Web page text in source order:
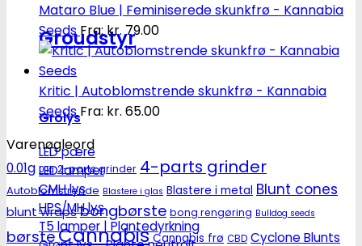
Groudstyr
Grolys
LED pære
LED lamper
CMH lys
HPS/MH lys
T5 lamper | Plantedyrkning
Mataro Blue | Feminiserede skunkfrø - Kannabia
Seeds Fra:kr.79.00
Kritic | Autoblomstrende skunkfrø - Kannabia
Seeds Fra: kr. 65.00
Varenøgleord
0.01g 0.1g 2-parts grinder 4-parts grinder
Autoblomstrende Blastere i glas Blastere i metal Blunt cones
blunt wrapsbongbørste bong rengøring Bulldog seeds
børsteCannabis Cannabis frø CBD Cyclone Blunts